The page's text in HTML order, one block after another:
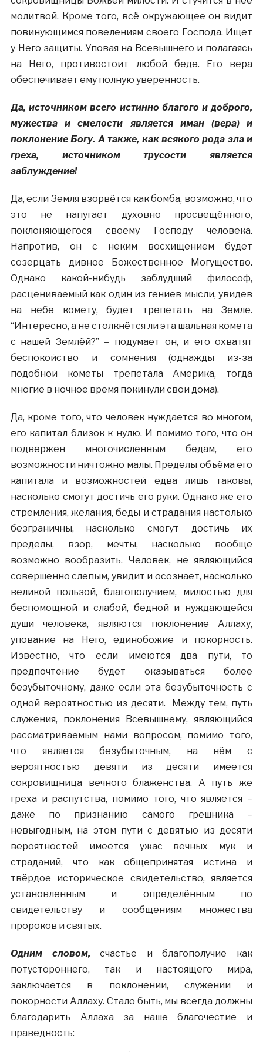
молитвой. Кроме того, всё окружающее он видит
повинующимся повелениям своего Господа. Ищет
у Него защиты. Уповая на Всевышнего и полагаясь
на Него, противостоит любой беде. Его вера
обеспечивает ему полную уверенность.
Да, источником всего истинно благого и доброго,
мужества и смелости является иман (вера) и
поклонение Богу. А также, как всякого рода зла и
греха, источником трусости является
заблуждение!
Да, если Земля взорвётся как бомба, возможно, что
это не напугает духовно просвещённого,
поклоняющегося своему Господу человека.
Напротив, он с неким восхищением будет
созерцать дивное Божественное Могущество.
Однако какой-нибудь заблудший философ,
расцениваемый как один из гениев мысли, увидев
на небе комету, будет трепетать на Земле.
“Интересно, а не столкнётся ли эта шальная комета
с нашей Землёй?” – подумает он, и его охватят
беспокойство и сомнения (однажды из-за
подобной кометы трепетала Америка, тогда
многие в ночное время покинули свои дома).
Да, кроме того, что человек нуждается во многом,
его капитал близок к нулю. И помимо того, что он
подвержен многочисленным бедам, его
возможности ничтожно малы. Пределы объёма его
капитала и возможностей едва лишь таковы,
насколько смогут достичь его руки. Однако же его
стремления, желания, беды и страдания настолько
безграничны, насколько смогут достичь их
пределы, взор, мечты, насколько вообще
возможно вообразить. Человек, не являющийся
совершенно слепым, увидит и осознает, насколько
великой пользой, благополучием, милостью для
беспомощной и слабой, бедной и нуждающейся
души человека, являются поклонение Аллаху,
упование на Него, единобожие и покорность.
Известно, что если имеются два пути, то
предпочтение будет оказываться более
безубыточному, даже если эта безубыточность с
одной вероятностью из десяти. Между тем, путь
служения, поклонения Всевышнему, являющийся
рассматриваемым нами вопросом, помимо того,
что является безубыточным, на нём с
вероятностью девяти из десяти имеется
сокровищница вечного блаженства. А путь же
греха и распутства, помимо того, что является –
даже по признанию самого грешника –
невыгодным, на этом пути с девятью из десяти
вероятностей имеется ужас вечных мук и
страданий, что как общепринятая истина и
твёрдое историческое свидетельство, является
установленным и определённым по
свидетельству и сообщениям множества
пророков и святых.
Одним словом,
счастье и благополучие как
потустороннего, так и настоящего мира,
заключается в поклонении, служении и
покорности Аллаху. Стало быть, мы всегда должны
благодарить Аллаха за наше благочестие и
праведность: